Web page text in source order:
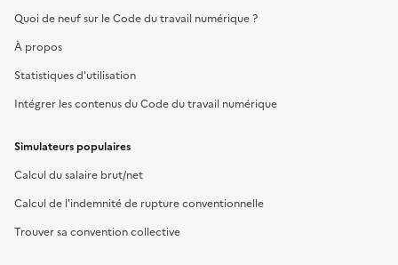
Quoi de neuf sur le Code du travail numérique ?
À propos
Statistiques d'utilisation
Intégrer les contenus du Code du travail numérique
Simulateurs populaires
Calcul du salaire brut/net
Calcul de l'indemnité de rupture conventionnelle
Trouver sa convention collective